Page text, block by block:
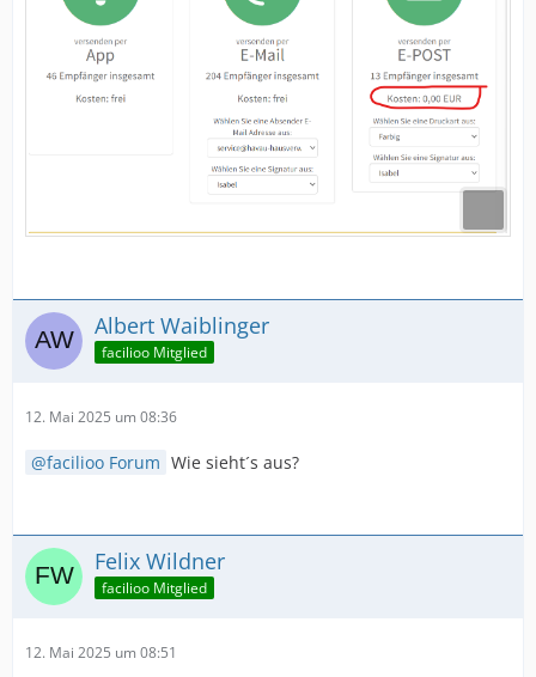
Albert Waiblinger
facilioo Mitglied
12. Mai 2025 um 08:36
facilioo Forum Wie sieht´s aus?
Felix Wildner
facilioo Mitglied
12. Mai 2025 um 08:51